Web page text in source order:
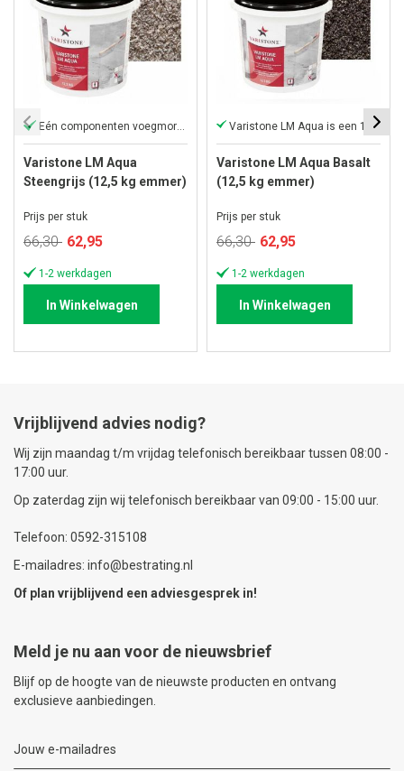
Eén componenten voegmortel
Varistone LM Aqua
Steengrijs (12,5 kg emmer)
Prijs per stuk
66,30 Speciale
62,95
1-2 werkdagen
In Winkelwagen
Varistone LM Aqua is een 1-component
Varistone LM Aqua Basalt
(12,5 kg emmer)
Prijs per stuk
66,30 Speciale
62,95
1-2 werkdagen
In Winkelwagen
Vrijblijvend advies nodig?
Wij zijn maandag t/m vrijdag telefonisch bereikbaar tussen 08:00 -
17:00 uur.
Op zaterdag zijn wij telefonisch bereikbaar van 09:00 - 15:00 uur.
Telefoon: 0592-315108
E-mailadres: info@bestrating.nl
Of plan vrijblijvend een adviesgesprek in!
Meld je nu aan voor de nieuwsbrief
Blijf op de hoogte van de nieuwste producten en ontvang
exclusieve aanbiedingen.